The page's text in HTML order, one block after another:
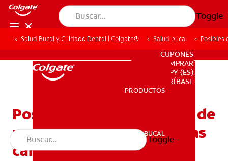
Toggle
PRODUCTOS
SALUD BUCAL
PARA PROFESIONALES
CUPONES
DONDE COMPRAR
PY (ES)
SUSCRÍBASE
PRODUCTOS
SALUD BUCAL
Toggle
Salud Bucal y Cuidado Dental | Colgate® Salud bucal Posibles
Posibles causas del dolor de
muelas: No siempre son las
caries